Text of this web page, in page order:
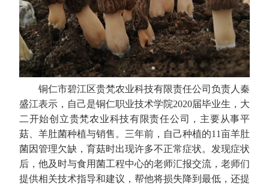
铜仁市碧江区贵梵农业科技有限责任公司负责人秦
盛江表示，自己是铜仁职业技术学院2020届毕业生，大
二开始创立贵梵农业科技有限责任公司，主要从事平
菇、羊肚菌种植与销售。三年前，自己种植的11亩羊肚
菌因管理欠缺，育菇时出现许多不正常症状。发现症状
后，他及时与食用菌工程中心的老师汇报交流，老师们
提供相关技术指导和建议，帮他将损失降到最低，还提